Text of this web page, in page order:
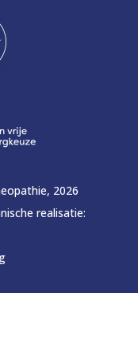
2026
realisatie: